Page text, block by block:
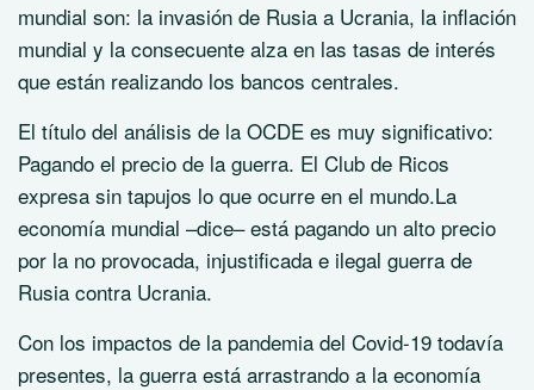
mundial son: la invasión de Rusia a Ucrania, la inflación
mundial y la consecuente alza en las tasas de interés
que están realizando los bancos centrales.
El título del análisis de la OCDE es muy significativo:
Pagando el precio de la guerra. El Club de Ricos
expresa sin tapujos lo que ocurre en el mundo.La
economía mundial –dice– está pagando un alto precio
por la no provocada, injustificada e ilegal guerra de
Rusia contra Ucrania.
Con los impactos de la pandemia del Covid-19 todavía
presentes, la guerra está arrastrando a la economía